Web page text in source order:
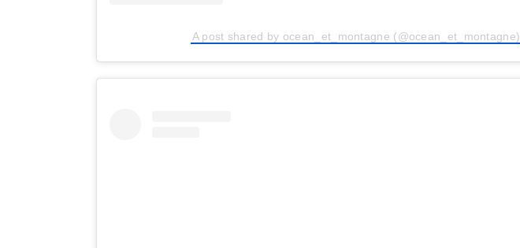
A post shared by ocean_et_montagne (@ocean_et_montagne)